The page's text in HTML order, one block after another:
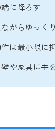
に降ろす
がらゆっく
は最小限に
や家具に手